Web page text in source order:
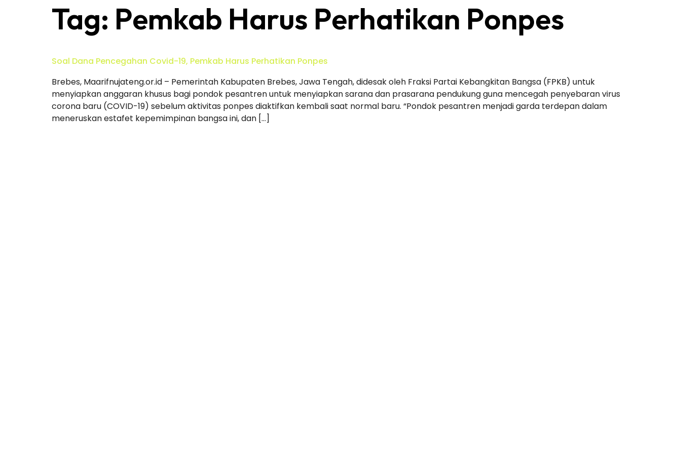
Tag: Pemkab Harus Perhatikan Ponpes
Soal Dana Pencegahan Covid-19, Pemkab Harus Perhatikan Ponpes
Brebes, Maarifnujateng.or.id – Pemerintah Kabupaten Brebes, Jawa Tengah, didesak oleh Fraksi Partai Kebangkitan Bangsa (FPKB) untuk
menyiapkan anggaran khusus bagi pondok pesantren untuk menyiapkan sarana dan prasarana pendukung guna mencegah penyebaran virus
corona baru (COVID-19) sebelum aktivitas ponpes diaktifkan kembali saat normal baru. “Pondok pesantren menjadi garda terdepan dalam
meneruskan estafet kepemimpinan bangsa ini, dan […]